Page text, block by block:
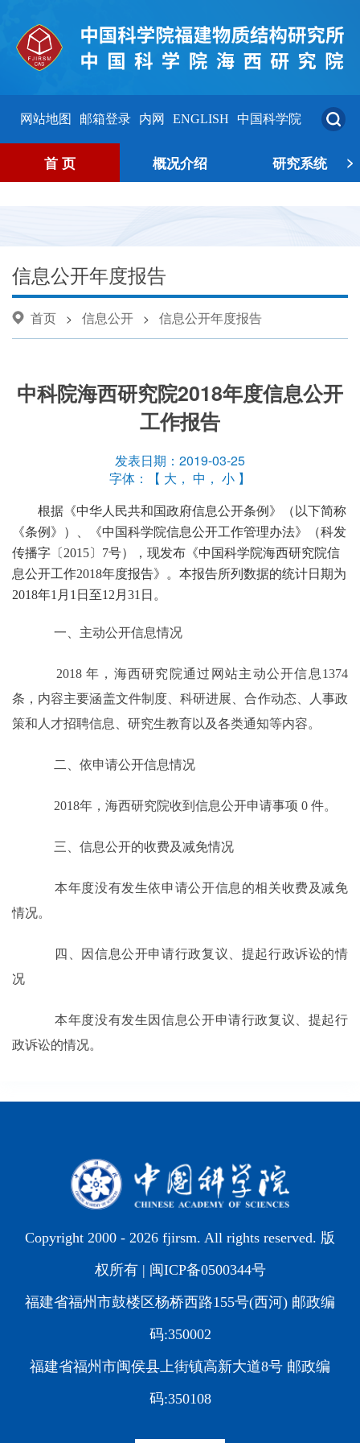
网站地图 邮箱登录 内网 ENGLISH 中国科学院
首 页 概况介绍 研究系统 >
信息公开年度报告
首页 > 信息公开 > 信息公开年度报告
中科院海西研究院2018年度信息公开
工作报告
发表日期：2019-03-25
字体：【 大 ， 中 ， 小 】
根据《中华人民共和国政府信息公开条例》（以下简称
《条例》）、《中国科学院信息公开工作管理办法》（科发
传播字〔2015〕7号），现发布《中国科学院海西研究院信
息公开工作2018年度报告》。本报告所列数据的统计日期为
2018年1月1日至12月31日。
一、主动公开信息情况
2018 年，海西研究院通过网站主动公开信息1374
条，内容主要涵盖文件制度、科研进展、合作动态、人事政
策和人才招聘信息、研究生教育以及各类通知等内容。
二、依申请公开信息情况
2018年，海西研究院收到信息公开申请事项 0 件。
三、信息公开的收费及减免情况
本年度没有发生依申请公开信息的相关收费及减免
情况。
四、因信息公开申请行政复议、提起行政诉讼的情
况
本年度没有发生因信息公开申请行政复议、提起行
政诉讼的情况。
Copyright 2000 - 2026 fjirsm. All rights reserved. 版
权所有 | 闽ICP备0500344号
福建省福州市鼓楼区杨桥西路155号(西河) 邮政编
码:350002
福建省福州市闽侯县上街镇高新大道8号 邮政编
码:350108